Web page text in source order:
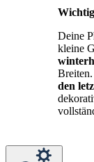
Deine
kleine
den